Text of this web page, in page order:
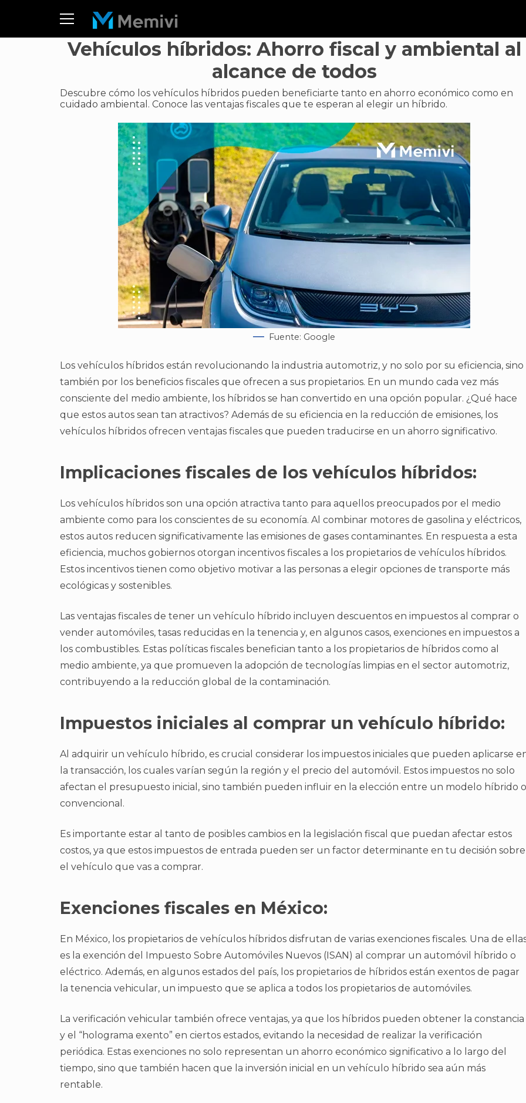
Vehículos híbridos: Ahorro fiscal y ambiental al
alcance de todos
Descubre cómo los vehículos híbridos pueden beneficiarte tanto en ahorro económico como en
cuidado ambiental. Conoce las ventajas fiscales que te esperan al elegir un híbrido.
Fuente: Google
Los vehículos híbridos están revolucionando la industria automotriz, y no solo por su eficiencia, sino
también por los beneficios fiscales que ofrecen a sus propietarios. En un mundo cada vez más
consciente del medio ambiente, los híbridos se han convertido en una opción popular. ¿Qué hace
que estos autos sean tan atractivos? Además de su eficiencia en la reducción de emisiones, los
vehículos híbridos ofrecen ventajas fiscales que pueden traducirse en un ahorro significativo.
Implicaciones fiscales de los vehículos híbridos:
Los vehículos híbridos son una opción atractiva tanto para aquellos preocupados por el medio
ambiente como para los conscientes de su economía. Al combinar motores de gasolina y eléctricos,
estos autos reducen significativamente las emisiones de gases contaminantes. En respuesta a esta
eficiencia, muchos gobiernos otorgan incentivos fiscales a los propietarios de vehículos híbridos.
Estos incentivos tienen como objetivo motivar a las personas a elegir opciones de transporte más
ecológicas y sostenibles.
Las ventajas fiscales de tener un vehículo híbrido incluyen descuentos en impuestos al comprar o
vender automóviles, tasas reducidas en la tenencia y, en algunos casos, exenciones en impuestos a
los combustibles. Estas políticas fiscales benefician tanto a los propietarios de híbridos como al
medio ambiente, ya que promueven la adopción de tecnologías limpias en el sector automotriz,
contribuyendo a la reducción global de la contaminación.
Impuestos iniciales al comprar un vehículo híbrido:
Al adquirir un vehículo híbrido, es crucial considerar los impuestos iniciales que pueden aplicarse
la transacción, los cuales varían según la región y el precio del automóvil. Estos impuestos no solo
afectan el presupuesto inicial, sino también pueden influir en la elección entre un modelo híbrido o
convencional.
Es importante estar al tanto de posibles cambios en la legislación fiscal que puedan afectar estos
costos, ya que estos impuestos de entrada pueden ser un factor determinante en tu decisión sobre
el vehículo que vas a comprar.
Exenciones fiscales en México:
En México, los propietarios de vehículos híbridos disfrutan de varias exenciones fiscales. Una de
es la exención del Impuesto Sobre Automóviles Nuevos (ISAN) al comprar un automóvil híbrido o
eléctrico. Además, en algunos estados del país, los propietarios de híbridos están exentos de pagar
la tenencia vehicular, un impuesto que se aplica a todos los propietarios de automóviles.
La verificación vehicular también ofrece ventajas, ya que los híbridos pueden obtener la constancia
y el “holograma exento” en ciertos estados, evitando la necesidad de realizar la verificación
periódica. Estas exenciones no solo representan un ahorro económico significativo a lo largo del
tiempo, sino que también hacen que la inversión inicial en un vehículo híbrido sea aún más
rentable.